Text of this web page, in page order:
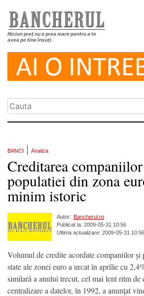
Niciun preț nu e prea mare pentru a te
avea pe tine însuți.
BANCI Analiza
Creditarea
populatiei din zona
minim istoric
Autor: Bancherul.ro
Publicat la: 2009-05-31 10:56
Ultima actualizare: 2009-05-31 10:56
Volumul de credite acordate companiilor şi
state ale zonei euro a urcat în aprilie cu
similară a anului trecut, cel mai lent ritm de
centralizare a datelor, în 1992, a anunţat